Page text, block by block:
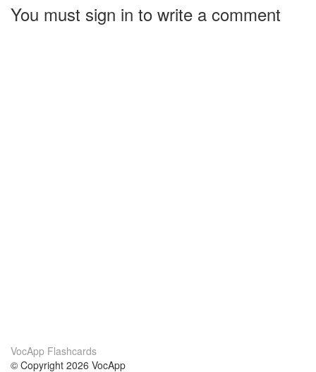
You must sign in to write a comment
VocApp Flashcards
© Copyright 2026 VocApp